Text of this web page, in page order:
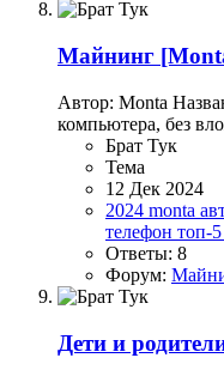
Майнинг
Автор: Monta
компьютера, без
Брат Тук
Тема
12 Дек 2024
2024 monta
телефон топ-
Ответы: 8
Форум:
Дети и